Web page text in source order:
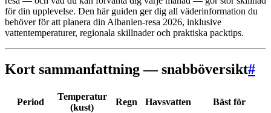
för din upplevelse. Den här guiden ger dig all väderinformation du
behöver för att planera din Albanien-resa 2026, inklusive
vattentemperaturer, regionala skillnader och praktiska packtips.
Kort sammanfattning — snabböversikt#
Period
Temperatur
(kust)
Regn Havsvatten Bäst för